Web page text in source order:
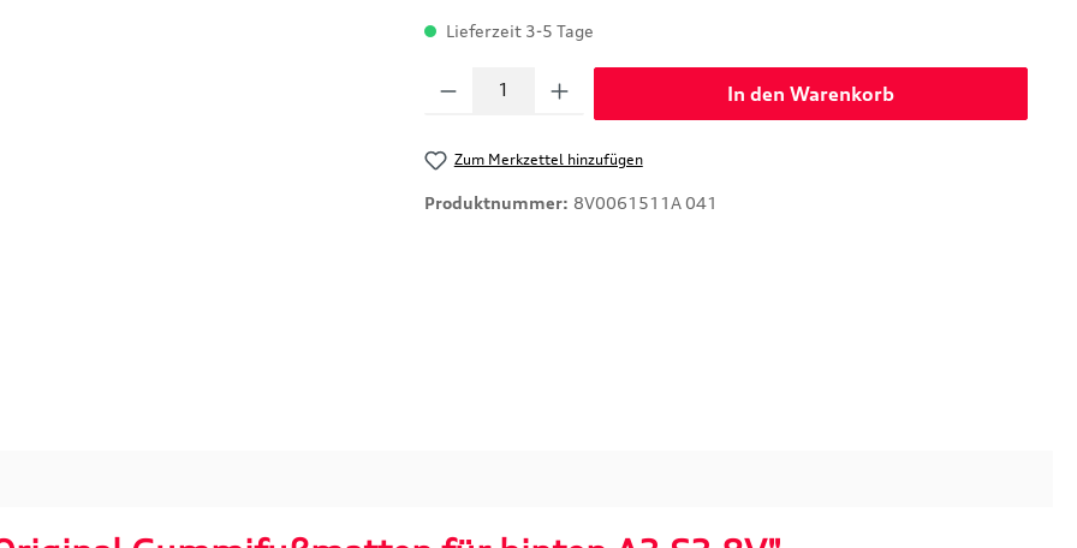
Lieferzeit 3-5 Tage
Produkt Anzahl: Gib den gewünschten Wert ein oder benutze die Schaltflächen um
In den Warenkorb
Zum Merkzettel hinzufügen
Produktnummer: 8V0061511A 041